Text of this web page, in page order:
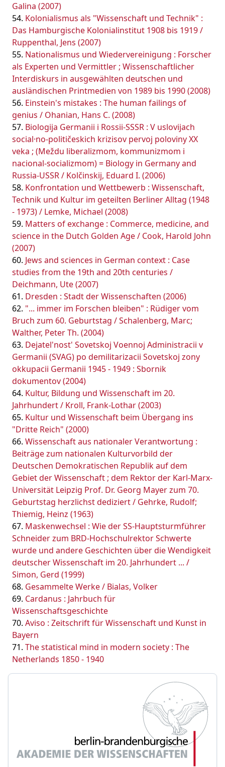
Galina (2007)
Kolonialismus als "Wissenschaft und Technik" :
Das Hamburgische Kolonialinstitut 1908 bis 1919 /
Ruppenthal, Jens (2007)
Nationalismus und Wiedervereinigung : Forscher
als Experten und Vermittler ; Wissenschaftlicher
Interdiskurs in ausgewählten deutschen und
ausländischen Printmedien von 1989 bis 1990 (2008)
Einstein's mistakes : The human failings of
genius / Ohanian, Hans C. (2008)
Biologija Germanii i Rossii-SSSR : V uslovijach
social·no-političeskich krizisov pervoj poloviny XX
veka ; (Meždu liberalizmom, kommunizmom i
nacional-socializmom) = Biology in Germany and
Russia-USSR / Kolčinskij, Eduard I. (2006)
Konfrontation und Wettbewerb : Wissenschaft,
Technik und Kultur im geteilten Berliner Alltag (1948
- 1973) / Lemke, Michael (2008)
Matters of exchange : Commerce, medicine, and
science in the Dutch Golden Age / Cook, Harold John
(2007)
Jews and sciences in German context : Case
studies from the 19th and 20th centuries /
Deichmann, Ute (2007)
Dresden : Stadt der Wissenschaften (2006)
"... immer im Forschen bleiben" : Rüdiger vom
Bruch zum 60. Geburtstag / Schalenberg, Marc;
Walther, Peter Th. (2004)
Dejatel'nost' Sovetskoj Voennoj Administracii v
Germanii (SVAG) po demilitarizacii Sovetskoj zony
okkupacii Germanii 1945 - 1949 : Sbornik
dokumentov (2004)
Kultur, Bildung und Wissenschaft im 20.
Jahrhundert / Kroll, Frank-Lothar (2003)
Kultur und Wissenschaft beim Übergang ins
"Dritte Reich" (2000)
Wissenschaft aus nationaler Verantwortung :
Beiträge zum nationalen Kulturvorbild der
Deutschen Demokratischen Republik auf dem
Gebiet der Wissenschaft ; dem Rektor der Karl-Marx-
Universität Leipzig Prof. Dr. Georg Mayer zum 70.
Geburtstag herzlichst dediziert / Gehrke, Rudolf;
Thiemig, Heinz (1963)
Maskenwechsel : Wie der SS-Hauptsturmführer
Schneider zum BRD-Hochschulrektor Schwerte
wurde und andere Geschichten über die Wendigkeit
deutscher Wissenschaft im 20. Jahrhundert ... /
Simon, Gerd (1999)
Gesammelte Werke / Bialas, Volker
Cardanus : Jahrbuch für
Wissenschaftsgeschichte
Aviso : Zeitschrift für Wissenschaft und Kunst in
Bayern
The statistical mind in modern society : The
Netherlands 1850 - 1940